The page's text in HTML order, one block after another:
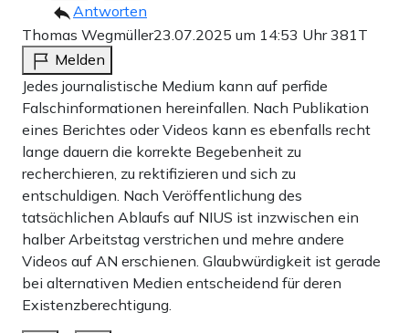
Antworten
Thomas Wegmüller23.07.2025 um 14:53 Uhr381T
Melden
Jedes journalistische Medium kann auf perfide
Falschinformationen hereinfallen. Nach Publikation
eines Berichtes oder Videos kann es ebenfalls recht
lange dauern die korrekte Begebenheit zu
recherchieren, zu rektifizieren und sich zu
entschuldigen. Nach Veröffentlichung des
tatsächlichen Ablaufs auf NIUS ist inzwischen ein
halber Arbeitstag verstrichen und mehre andere
Videos auf AN erschienen. Glaubwürdigkeit ist gerade
bei alternativen Medien entscheidend für deren
Existenzberechtigung.